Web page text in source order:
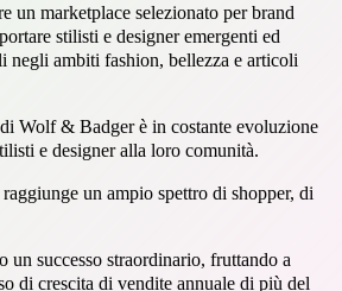
un marketplace selezionato per brand
stilisti e designer emergenti ed
negli ambiti fashion, bellezza e articoli
Wolf & Badger è in costante evoluzione
e designer alla loro comunità.
un ampio spettro di shopper, di
un successo straordinario, fruttando a
di crescita di vendite annuale di più del